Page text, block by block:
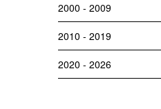
2000 - 2009
2010 - 2019
2020 - 2026